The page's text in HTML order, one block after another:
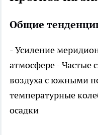
Общие
- Усиление
атмосфере - Частые
воздуха с южными
температурные
осадки